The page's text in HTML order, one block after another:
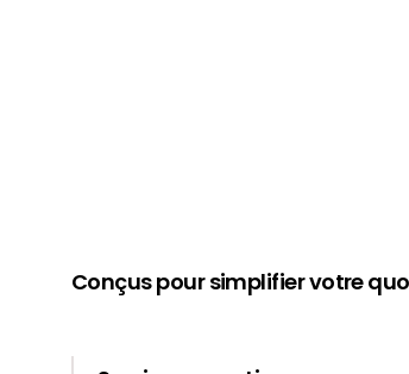
Conçus pour simplifier votre